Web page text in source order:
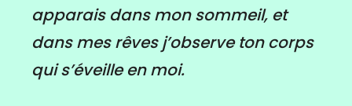
apparais dans mon sommeil, et
dans mes rêves j’observe ton corps
qui s’éveille en moi.